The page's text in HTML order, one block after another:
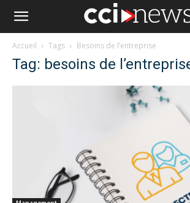
Accueil Tags Besoins de l’entreprise
Tag: besoins de